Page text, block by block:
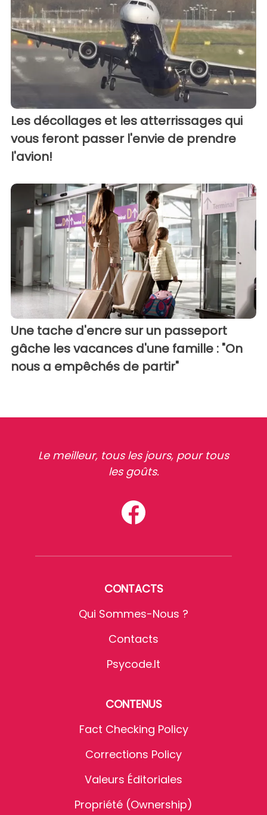
Les décollages et les atterrissages qui
vous feront passer l'envie de prendre
l'avion!
Une tache d'encre sur un passeport
gâche les vacances d'une famille : "On
nous a empêchés de partir"
Le meilleur, tous les jours, pour tous
les goûts.
CONTACTS
Qui Sommes-Nous ?
Contacts
Psycode.it
CONTENUS
Fact Checking Policy
Corrections Policy
Valeurs Éditoriales
Propriété (Ownership)